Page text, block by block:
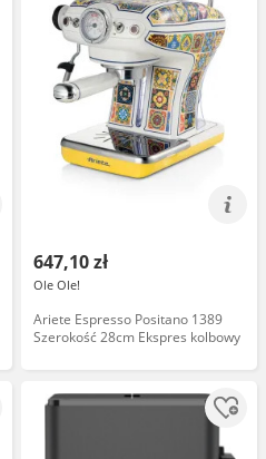
647,10 zł
Ole Ole!
Ariete Espresso Positano 1389
Szerokość 28cm Ekspres kolbowy